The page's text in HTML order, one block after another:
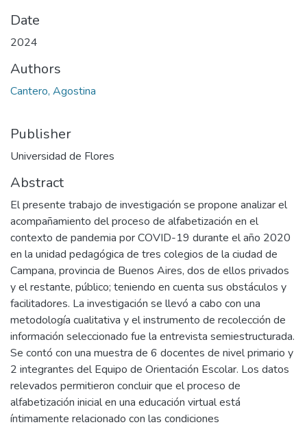
Date
2024
Authors
Cantero, Agostina
Publisher
Universidad de Flores
Abstract
El presente trabajo de investigación se propone analizar el
acompañamiento del proceso de alfabetización en el
contexto de pandemia por COVID-19 durante el año 2020
en la unidad pedagógica de tres colegios de la ciudad de
Campana, provincia de Buenos Aires, dos de ellos privados
y el restante, público; teniendo en cuenta sus obstáculos y
facilitadores. La investigación se llevó a cabo con una
metodología cualitativa y el instrumento de recolección de
información seleccionado fue la entrevista semiestructurada.
Se contó con una muestra de 6 docentes de nivel primario y
2 integrantes del Equipo de Orientación Escolar. Los datos
relevados permitieron concluir que el proceso de
alfabetización inicial en una educación virtual está
íntimamente relacionado con las condiciones